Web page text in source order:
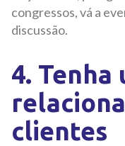
congressos, vá a
discussão.
4. Tenha
clientes